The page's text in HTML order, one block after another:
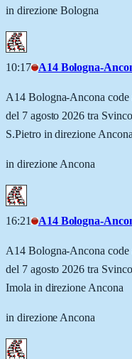
in direzione Bologna
10:17 A14 Bologna-
A14 Bologna-Ancona code
del 7 agosto 2026 tra
S.Pietro in direzione Ancona
in direzione Ancona
16:21 A14 Bologna-
A14 Bologna-Ancona code
del 7 agosto 2026 tra
Imola in direzione Ancona
in direzione Ancona